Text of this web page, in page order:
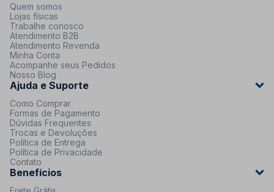
Quem somos
Lojas físicas
Trabalhe conosco
Atendimento B2B
Atendimento Revenda
Minha Conta
Acompanhe seus Pedidos
Nosso Blog
Ajuda e Suporte
Como Comprar
Formas de Pagamento
Dúvidas Frequentes
Trocas e Devoluções
Política de Entrega
Política de Privacidade
Contato
Benefícios